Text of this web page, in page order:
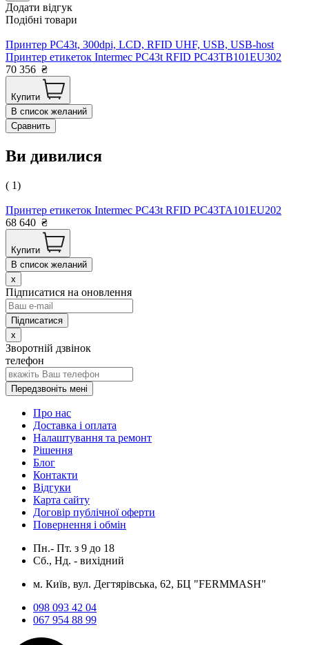
Додати відгук
Подібні товари
Принтер PС43t, 300dpi, LCD, RFID UHF, USB, USB-host
Принтер етикеток Intermec PC43t RFID PC43TB101EU302
70 356 ₴
Купити
В список желаний
Сравнить
Ви дивилися
( 1)
Принтер етикеток Intermec PC43t RFID PC43TA101EU202
68 640 ₴
Купити
В список желаний
x
Підписатися на оновлення
x
Зворотній дзвінок
телефон
Передзвоніть мені
Про нас
Доставка і оплата
Налаштування та ремонт
Рішення
Блог
Контакти
Відгуки
Карта сайту
Договір публічної оферти
Повернення і обмін
Пн.- Пт. з 9 до 18
Сб., Нд. - вихідний
м. Київ, вул. Дегтярівська, 62, БЦ "FERMMASH"
098 093 42 04
067 954 88 99